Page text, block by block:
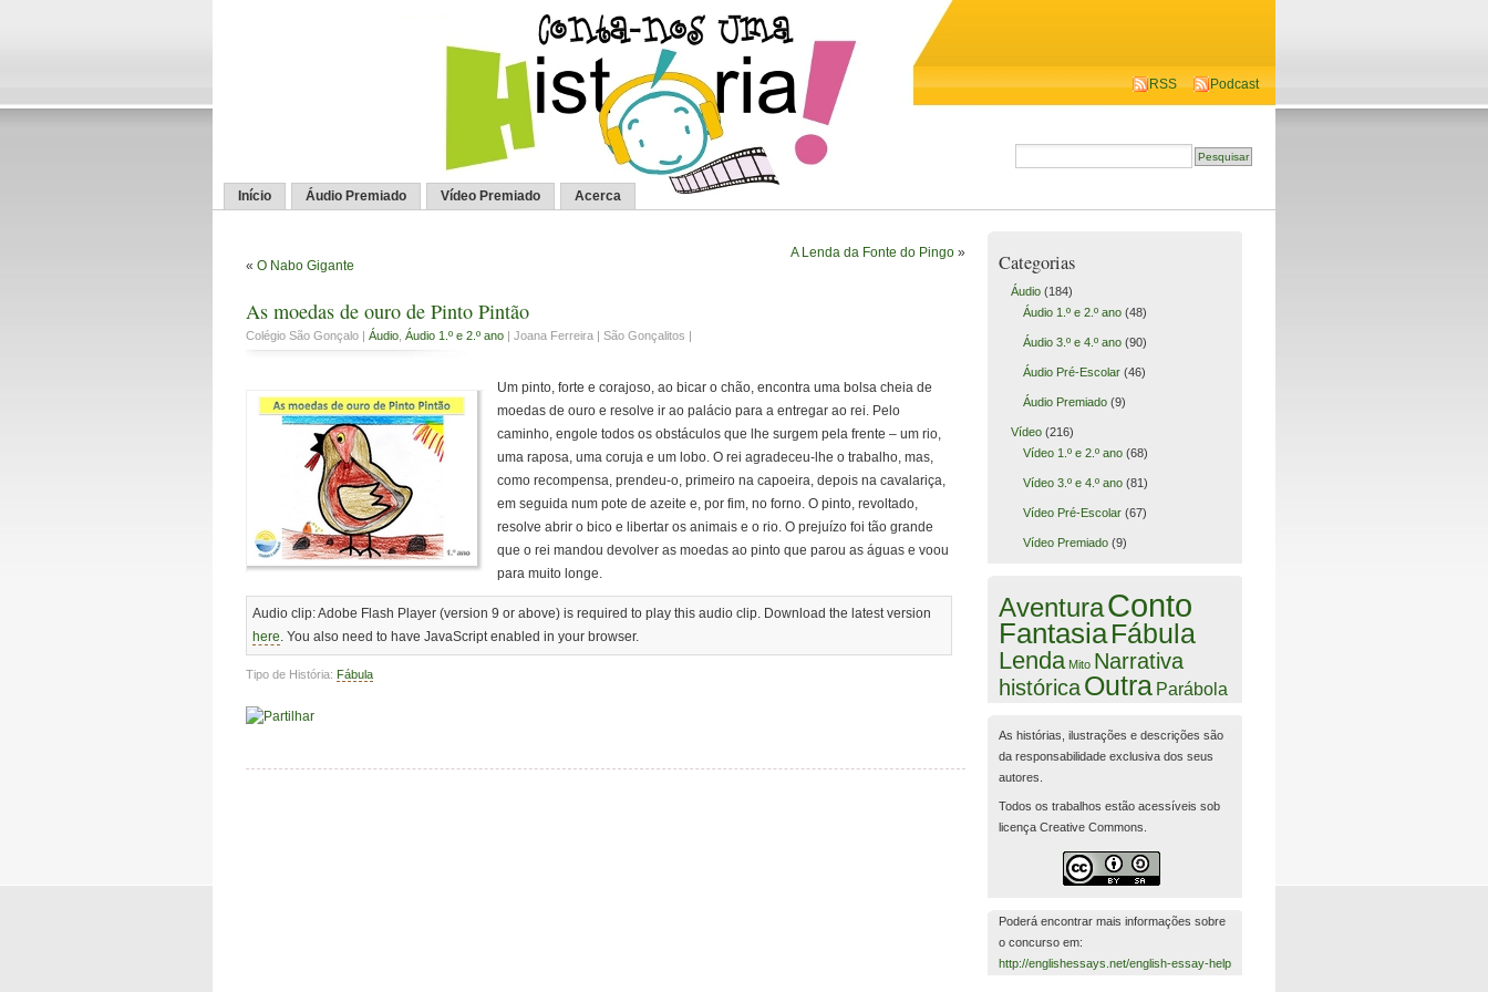
RSS Podcast
Início Áudio Premiado Vídeo Premiado Acerca
« O Nabo Gigante
A Lenda da Fonte do Pingo »
As moedas de ouro de Pinto Pintão
Colégio São Gonçalo | Áudio Áudio 1.º e 2.º ano | Joana Ferreira | São Gonçalitos |
Um pinto, forte e corajoso, ao bicar o chão, encontra uma bolsa cheia de
moedas de ouro e resolve ir ao palácio para a entregar ao rei. Pelo
caminho, engole todos os obstáculos que lhe surgem pela frente – um rio,
uma raposa, uma coruja e um lobo. O rei agradeceu-lhe o trabalho, mas,
como recompensa, prendeu-o, primeiro na capoeira, depois na cavalariça,
em seguida num pote de azeite e, por fim, no forno. O pinto, revoltado,
resolve abrir o bico e libertar os animais e o rio. O prejuízo foi tão grande
que o rei mandou devolver as moedas ao pinto que parou as águas e voou
para muito longe.
Audio clip: Adobe Flash Player (version 9 or above) is required to play this audio clip. Download the latest version
here . You also need to have JavaScript enabled in your browser.
Tipo de História: Fábula
Categorias
Áudio(184)
Áudio 1.º e 2.º ano(48)
Áudio 3.º e 4.º ano(90)
Áudio Pré-Escolar(46)
Áudio Premiado(9)
Vídeo(216)
Vídeo 1.º e 2.º ano(68)
Vídeo 3.º e 4.º ano(81)
Vídeo Pré-Escolar(67)
Vídeo Premiado(9)
AventuraConto
FantasiaFábula
Lenda Mito Narrativa
históricaOutra Parábola
As histórias, ilustrações e descrições são
da responsabilidade exclusiva dos seus
autores.
Todos os trabalhos estão acessíveis sob
licença Creative Commons.
Poderá encontrar mais informações sobre
o concurso em:
http://englishessays.net/english-essay-help